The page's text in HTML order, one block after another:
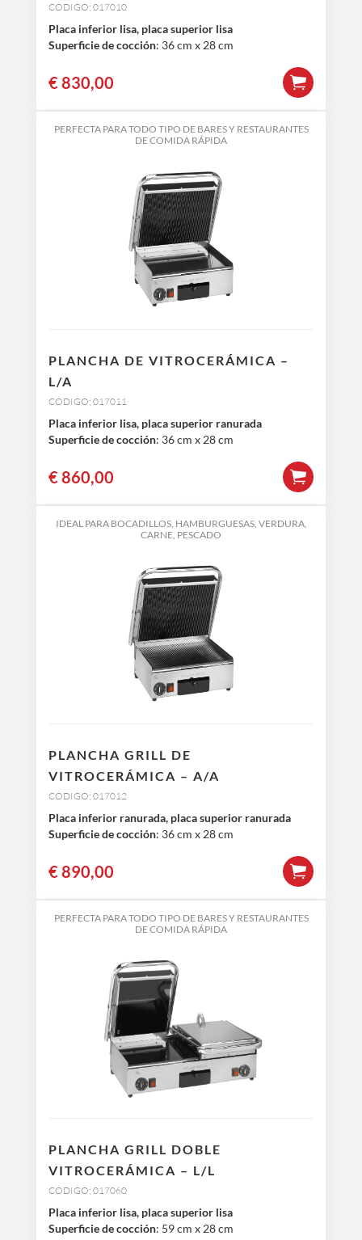
CÓDIGO: 017010
Placa inferior lisa, placa superior lisa
Superficie de cocción: 36 cm x 28 cm
€830,00
PERFECTA PARA TODO TIPO DE BARES Y RESTAURANTES
DE COMIDA RÁPIDA
PLANCHA DE VITROCERÁMICA –
L/A
CÓDIGO: 017011
Placa inferior lisa, placa superior ranurada
Superficie de cocción: 36 cm x 28 cm
€860,00
IDEAL PARA BOCADILLOS, HAMBURGUESAS, VERDURA,
CARNE, PESCADO
PLANCHA GRILL DE
VITROCERÁMICA – A/A
CÓDIGO: 017012
Placa inferior ranurada, placa superior ranurada
Superficie de cocción: 36 cm x 28 cm
€890,00
PERFECTA PARA TODO TIPO DE BARES Y RESTAURANTES
DE COMIDA RÁPIDA
PLANCHA GRILL DOBLE
VITROCERÁMICA – L/L
CÓDIGO: 017060
Placa inferior lisa, placa superior lisa
Superficie de cocción: 59 cm x 28 cm